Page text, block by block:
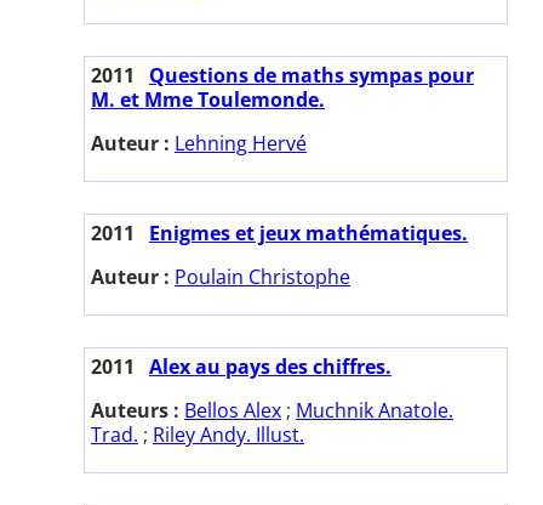
2011
Questions de maths sympas pour
M. et Mme Toulemonde.
Auteur : Lehning Hervé
2011
Enigmes et jeux mathématiques.
Auteur : Poulain Christophe
2011
Alex au pays des chiffres.
Auteurs : Bellos Alex ; Muchnik Anatole.
Trad. ; Riley Andy. Illust.